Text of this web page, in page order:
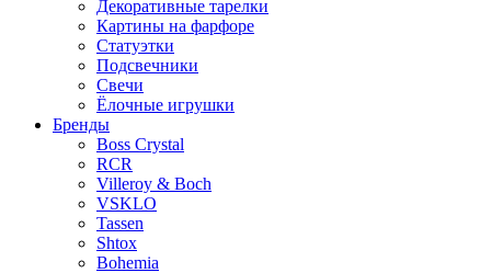
Декоративные тарелки
Картины на фарфоре
Статуэтки
Подсвечники
Свечи
Ёлочные игрушки
Бренды
Boss Crystal
RCR
Villeroy & Boch
VSKLO
Tassen
Shtox
Bohemia